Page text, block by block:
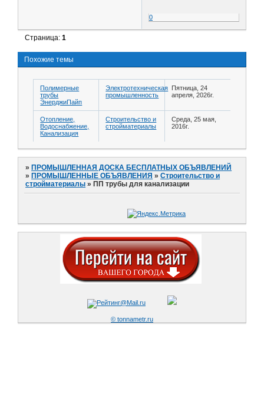
0
Страница:1
Похожие темы
Полимерные
трубы
ЭнерджиПайп
Электротехническая
промышленность
Пятница, 24
апреля, 2026г.
Отопление,
Водоснабжение,
Канализация
Строительство и
стройматериалы
Среда, 25 мая,
2016г.
»ПРОМЫШЛЕННАЯ ДОСКА БЕСПЛАТНЫХ ОБЪЯВЛЕНИЙ
»ПРОМЫШЛЕННЫЕ ОБЪЯВЛЕНИЯ »Строительство и
стройматериалы »ПП трубы для канализации
© tonnametr.ru